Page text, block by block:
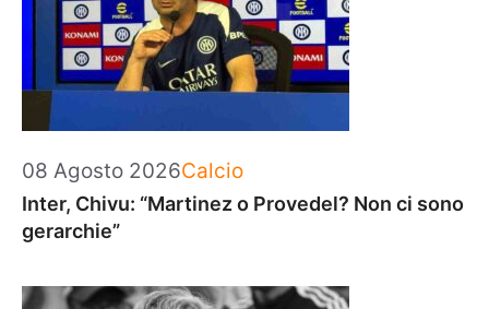
08 Agosto 2026Categorie
Calcio
Inter, Chivu: “Martinez o Provedel? Non ci sono
gerarchie”